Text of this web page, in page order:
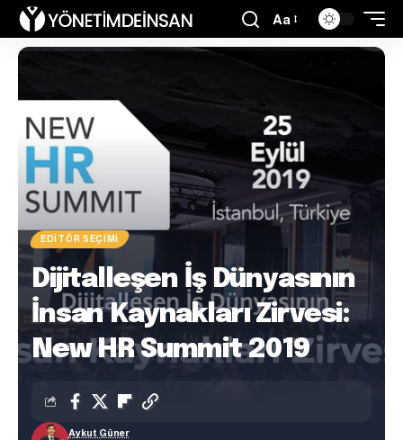
Aa
EDITÖR SEÇIMI
Dijitalleşen İş Dünyasının
İnsan Kaynakları Zirvesi:
New HR Summit 2019
Aykut Güner